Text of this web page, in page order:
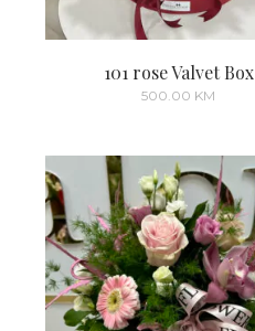
101 rose Valvet Box
500.00 KM